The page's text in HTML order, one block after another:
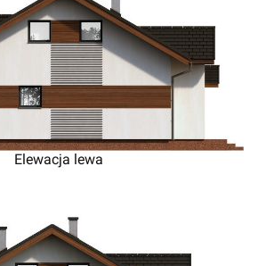
Elewacja lewa